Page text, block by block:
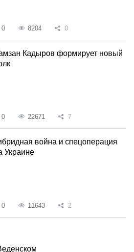
0 8204 0
Кадыров формирует новый
0 22671 7
война и спецоперация
Украине
0 11643 2